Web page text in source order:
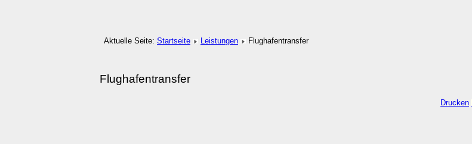
Aktuelle Seite: Startseite Leistungen Flughafentransfer
Flughafentransfer
Drucken